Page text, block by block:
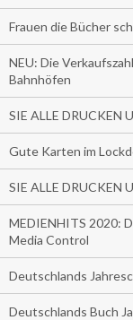
Frauen die Bücher
NEU: Die
Bahnhöfen
SIE ALLE DRUCKEN
Gute Karten im
SIE ALLE DRUCKEN
MEDIENHITS 2020:
Media Control
Deutschlands
Deutschlands Buch